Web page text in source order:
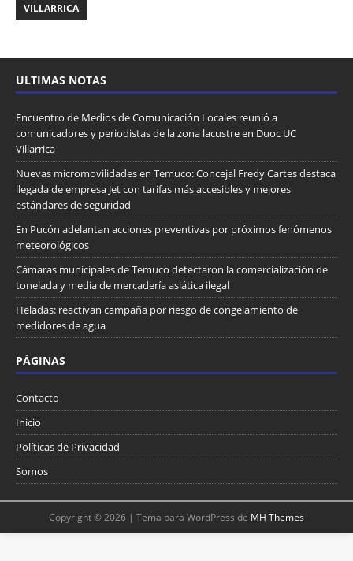
VILLARRICA
ULTIMAS NOTAS
Encuentro de Medios de Comunicación Locales reunió a
comunicadores y periodistas de la zona lacustre en Duoc UC
Villarrica
Nuevas micromovilidades en Temuco: Concejal Fredy Cartes destaca
llegada de empresa Jet con tarifas más accesibles y mejores
estándares de seguridad
En Pucón adelantan acciones preventivas por próximos fenómenos
meteorológicos
Cámaras municipales de Temuco detectaron la comercialización de
tonelada y media de mercadería asiática ilegal
Heladas: reactivan campaña por riesgo de congelamiento de
medidores de agua
PÁGINAS
Contacto
Inicio
Políticas de Privacidad
Somos
Copyright © 2026 | Tema para WordPress de MH Themes